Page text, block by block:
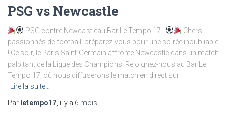
PSG vs Newcastle
PSG contre Newcastleau Bar Le Tempo 17 !
Chers
passionnés de football, préparez-vous pour une soirée inoubliable
! Ce soir, le Paris Saint-Germain affronte Newcastle dans un match
palpitant de la Ligue des Champions. Rejoignez-nous au Bar Le
Tempo 17, où nous diffuserons le match en direct sur
Lire la suite…
Par letempo17 , il y a 6 mois